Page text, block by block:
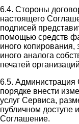
6.4. Стороны
настоящего
подписей
помощью средств
иного
иного аналога
печатей
6.5. Администрация
порядке внести
услуг Сервиса,
публичном доступе
Соглашение.